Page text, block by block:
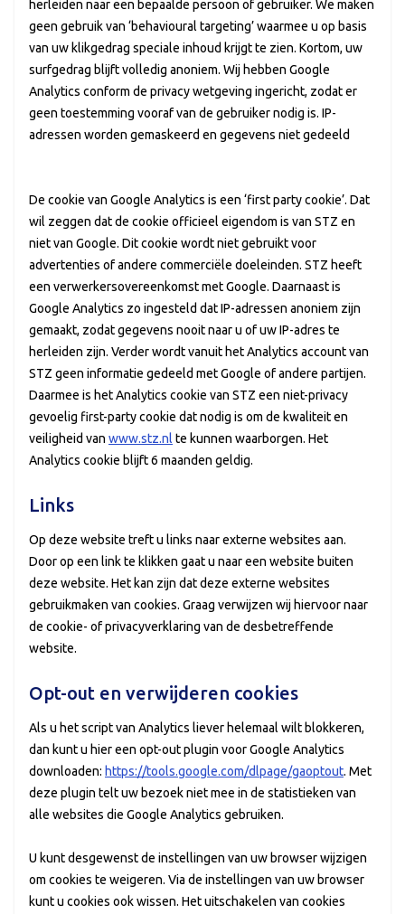
herleiden naar een bepaalde persoon of gebruiker. We maken
geen gebruik van ‘behavioural targeting’ waarmee u op basis
van uw klikgedrag speciale inhoud krijgt te zien. Kortom, uw
surfgedrag blijft volledig anoniem. Wij hebben Google
Analytics conform de privacy wetgeving ingericht, zodat er
geen toestemming vooraf van de gebruiker nodig is. IP-
adressen worden gemaskeerd en gegevens niet gedeeld
De cookie van Google Analytics is een ‘first party cookie’. Dat
wil zeggen dat de cookie officieel eigendom is van STZ en
niet van Google. Dit cookie wordt niet gebruikt voor
advertenties of andere commerciële doeleinden. STZ heeft
een verwerkersovereenkomst met Google. Daarnaast is
Google Analytics zo ingesteld dat IP-adressen anoniem zijn
gemaakt, zodat gegevens nooit naar u of uw IP-adres te
herleiden zijn. Verder wordt vanuit het Analytics account van
STZ geen informatie gedeeld met Google of andere partijen.
Daarmee is het Analytics cookie van STZ een niet-privacy
gevoelig first-party cookie dat nodig is om de kwaliteit en
veiligheid van www.stz.nl te kunnen waarborgen. Het
Analytics cookie blijft 6 maanden geldig.
Links
Op deze website treft u links naar externe websites aan.
Door op een link te klikken gaat u naar een website buiten
deze website. Het kan zijn dat deze externe websites
gebruikmaken van cookies. Graag verwijzen wij hiervoor naar
de cookie- of privacyverklaring van de desbetreffende
website.
Opt-out en verwijderen cookies
Als u het script van Analytics liever helemaal wilt blokkeren,
dan kunt u hier een opt-out plugin voor Google Analytics
downloaden: https://tools.google.com/dlpage/gaoptout. Met
deze plugin telt uw bezoek niet mee in de statistieken van
alle websites die Google Analytics gebruiken.
U kunt desgewenst de instellingen van uw browser wijzigen
om cookies te weigeren. Via de instellingen van uw browser
kunt u cookies ook wissen. Het uitschakelen van cookies